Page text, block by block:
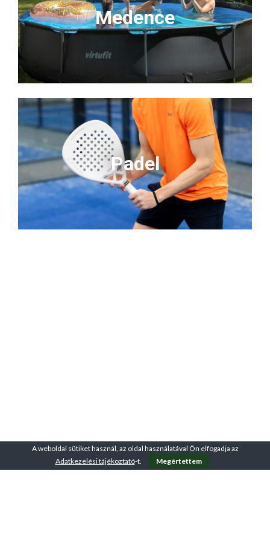
Medence
Padel
A weboldal sütiket használ, az oldal használatával Ön elfogadja az
Adatkezelési tájékoztató-t. Megértettem